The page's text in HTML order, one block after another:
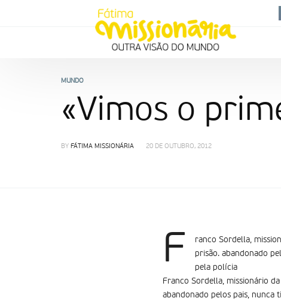
MUNDO
«Vimos o
BY FÁTIMA MISSIONÁRIA 20 DE OUTUBRO, 2012
F
ranco Sordella,
prisão. abandonado
pela polícia
Franco Sordella, missionário
abandonado pelos pais, nunca